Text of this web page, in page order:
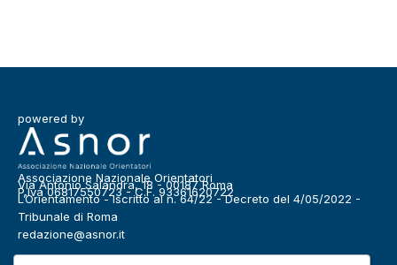
powered by
Associazione Nazionale Orientatori
Via Antonio Salandra, 18 - 00187 Roma
P.Iva 06817550723 - C.F. 93361620722
L’Orientamento - Iscritto al n. 64/22 - Decreto del 4/05/2022 -
Tribunale di Roma
redazione@asnor.it